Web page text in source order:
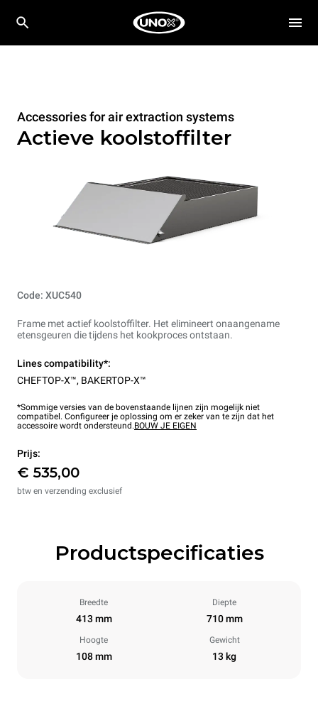
Accessories for air extraction systems
Actieve koolstoffilter
Code: XUC540
Frame met actief koolstoffilter. Het elimineert onaangename
etensgeuren die tijdens het kookproces ontstaan.
Lines compatibility*:
CHEFTOP-X™, BAKERTOP-X™
*Sommige versies van de bovenstaande lijnen zijn mogelijk niet
compatibel. Configureer je oplossing om er zeker van te zijn dat het
accessoire wordt ondersteund.BOUW JE EIGEN
Prijs:
€ 535,00
btw en verzending exclusief
Productspecificaties
Breedte
413 mm
Diepte
710 mm
Hoogte
108 mm
Gewicht
13 kg